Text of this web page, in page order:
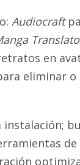
Audiocraft
en
eliminar o
de